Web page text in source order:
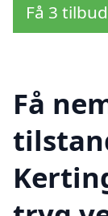
Få 3
Få